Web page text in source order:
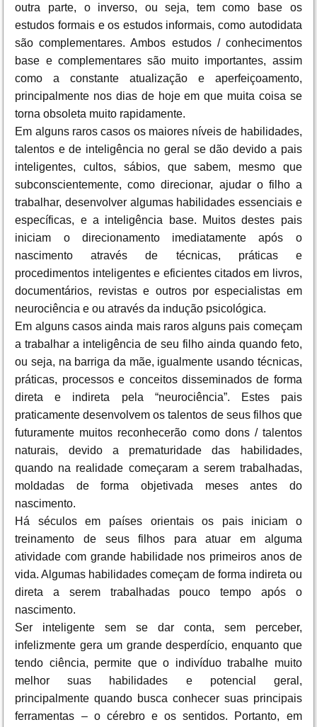
outra parte, o inverso, ou seja, tem como base os
estudos formais e os estudos informais, como autodidata
são complementares. Ambos estudos / conhecimentos
base e complementares são muito importantes, assim
como a constante atualização e aperfeiçoamento,
principalmente nos dias de hoje em que muita coisa se
torna obsoleta muito rapidamente.
Em alguns raros casos os maiores níveis de habilidades,
talentos e de inteligência no geral se dão devido a pais
inteligentes, cultos, sábios, que sabem, mesmo que
subconscientemente, como direcionar, ajudar o filho a
trabalhar, desenvolver algumas habilidades essenciais e
específicas, e a inteligência base. Muitos destes pais
iniciam o direcionamento imediatamente após o
nascimento através de técnicas, práticas e
procedimentos inteligentes e eficientes citados em livros,
documentários, revistas e outros por especialistas em
neurociência e ou através da indução psicológica.
Em alguns casos ainda mais raros alguns pais começam
a trabalhar a inteligência de seu filho ainda quando feto,
ou seja, na barriga da mãe, igualmente usando técnicas,
práticas, processos e conceitos disseminados de forma
direta e indireta pela “neurociência”. Estes pais
praticamente desenvolvem os talentos de seus filhos que
futuramente muitos reconhecerão como dons / talentos
naturais, devido a prematuridade das habilidades,
quando na realidade começaram a serem trabalhadas,
moldadas de forma objetivada meses antes do
nascimento.
Há séculos em países orientais os pais iniciam o
treinamento de seus filhos para atuar em alguma
atividade com grande habilidade nos primeiros anos de
vida. Algumas habilidades começam de forma indireta ou
direta a serem trabalhadas pouco tempo após o
nascimento.
Ser inteligente sem se dar conta, sem perceber,
infelizmente gera um grande desperdício, enquanto que
tendo ciência, permite que o indivíduo trabalhe muito
melhor suas habilidades e potencial geral,
principalmente quando busca conhecer suas principais
ferramentas – o cérebro e os sentidos. Portanto, em